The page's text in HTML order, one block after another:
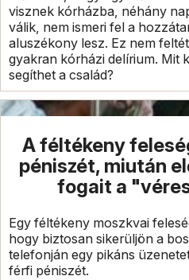
visznek kórházba, néhány
válik, nem ismeri fel a
aluszékony lesz. Ez nem
gyakran kórházi delírium. Mit
segíthet a család?
A féltékeny
péniszét, miután
fogait a
Egy féltékeny moszkvai
hogy biztosan sikerüljön a
telefonján egy pikáns
férfi péniszét.